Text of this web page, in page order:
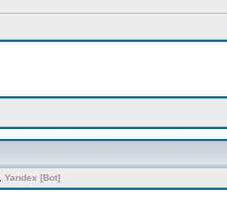
Yandex [Bot]